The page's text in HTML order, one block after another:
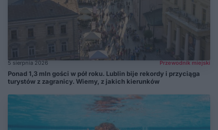
5 sierpnia 2026 Przewodnik miejski
Ponad 1,3 mln gości w pół roku. Lublin bije rekordy i przyciąga
turystów z zagranicy. Wiemy, z jakich kierunków